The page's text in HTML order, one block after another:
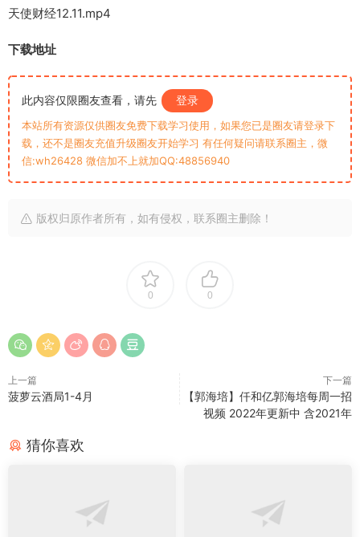
天使财经12.11.mp4
下载地址
此内容仅限圈友查看，请先 登录
本站所有资源仅供圈友免费下载学习使用，如果您已是圈友请登录下
载，还不是圈友充值升级圈友开始学习 有任何疑问请联系圈主，微
信:wh26428 微信加不上就加QQ:48856940
版权归原作者所有，如有侵权，联系圈主删除！
0 0
上一篇
菠萝云酒局1-4月
下一篇
【郭海培】仟和亿郭海培每周一招
视频 2022年更新中 含2021年
猜你喜欢